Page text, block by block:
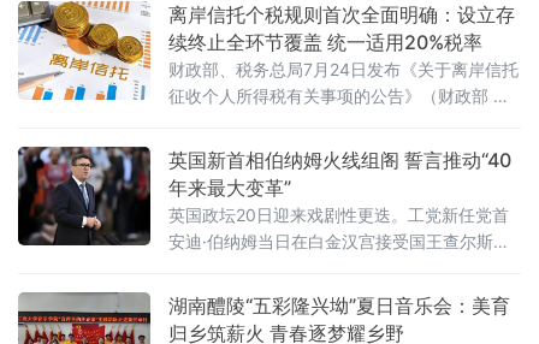
离岸信托个税规则首次全面明确：设立存
续终止全环节覆盖 统一适用20%税率
财政部、税务总局7月24日发布《关于离岸信托
征收个人所得税有关事项的公告》（财政部 税
岸信托设立、存续、终止清算全环节的个人所
得税征管规则。根据公告，个人将财产装入离
岸信托以及通过离岸信托取得收益，均属于个
人所得税法规定的应税所得，应当依法申报纳
税。近年来，一些个人通过设立离岸信托进行
英国新首相伯纳姆火线组阁 誓言推动“40
年来最大变革”
英国政坛20日迎来戏剧性更迭。工党新任党首
安迪·伯纳姆当日在白金汉宫接受国王查尔斯三
首相斯塔默于当天早些时候辞去首相职务。伯
纳姆就任后数小时内即完成新一届内阁组建，
湖南醴陵“五彩隆兴坳”夏日音乐会：美育
归乡筑薪火 青春逐梦耀乡野